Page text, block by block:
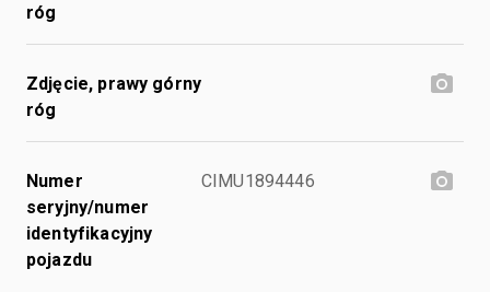
róg
Zdjęcie, prawy górny
róg
Numer
seryjny/numer
identyfikacyjny
pojazdu
CIMU1894446